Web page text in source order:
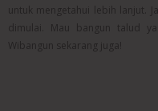
untuk mengetahui lebih lanjut.
dimulai. Mau bangun talud
Wibangun sekarang juga!